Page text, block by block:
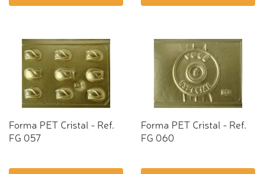
Forma PET Cristal - Ref.
FG 057
Forma PET Cristal - Ref.
FG 060